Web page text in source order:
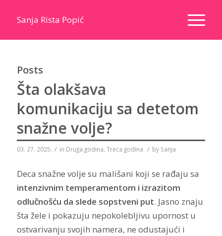
Sanja Rista Popić
Posts
Šta olakšava
komunikaciju sa detetom
snažne volje?
03. 27. 2025. / in Druga godina Treća godina / by Sanja
Deca snažne volje su mališani koji se rađaju sa
intenzivnim temperamentom i izrazitom
odlučnošću da slede sopstveni put. Jasno znaju
šta žele i pokazuju nepokolebljivu upornost u
ostvarivanju svojih namera, ne odustajući i